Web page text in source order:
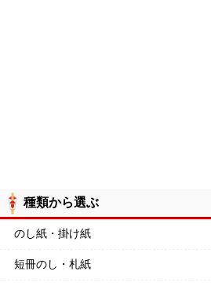
種類から選ぶ
のし紙・掛け紙
短冊のし・札紙